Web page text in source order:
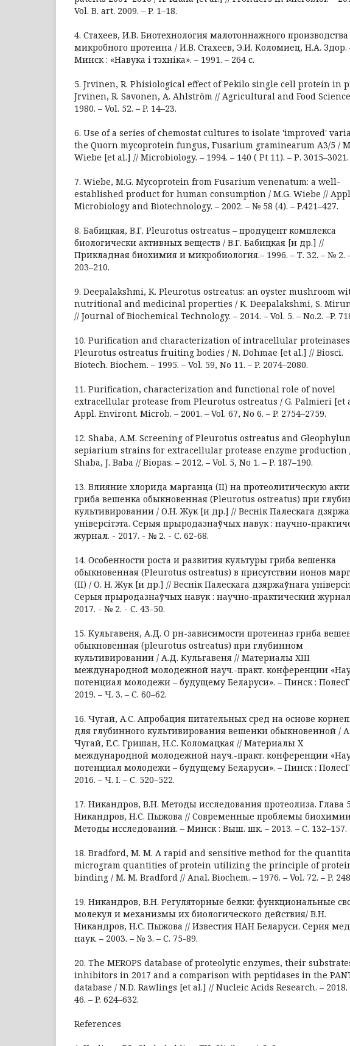
Vol. B. art. 2009. – P. 1–18.
4. Стахеев, И.В. Биотехнология малотоннажного производства
микробного протеина / И.В. Стахеев, Э.И. Коломиец, Н.А. Здор.
Минск : «Навука i тэхнiка». – 1991. – 264 с.
5. Jӓrvinen, R. Phisiological effect of Pekilo single cell protein in
Jӓrvinen, R. Savonen, A. Ahlstrӧm // Agricultural and Food
1980. – Vol. 52. – P. 14–23.
6. Use of a series of chemostat cultures to isolate 'improved'
the Quorn mycoprotein fungus, Fusarium graminearum A3/5 /
Wiebe [et al.] // Microbiology. – 1994. – 140 ( Pt 11). – Р. 3015–3021.
7. Wiebe, M.G. Mycoprotein from Fusarium venenatum: a well-
established product for human consumption / M.G. Wiebe //
Microbiology and Biotechnology. – 2002. – № 58 (4). – P.421–427.
8. Бабицкая, В.Г. Pleurotus ostreatus – продуцент комплекса
биологически активных веществ / В.Г. Бабицкая [и др.] //
Прикладная биохимия и микробиология.– 1996. – Т. 32. – № 2.
203–210.
9. Deepalakshmi, K. Pleurotus ostreatus: an oyster mushroom
nutritional and medicinal properties / K. Deepalakshmi, S.
// Journal of Biochemical Technology. – 2014. – Vol. 5. – No.2. –P.
10. Purification and characterization of intracellular
Pleurotus ostreatus fruiting bodies / N. Dohmae [et al.] // Biosci.
Biotech. Biochem. – 1995. – Vol. 59, No 11. – P. 2074–2080.
11. Purification, characterization and functional role of novel
extracellular protease from Pleurotus ostreatus / G. Palmieri [et
Appl. Environt. Microb. – 2001. – Vol. 67, No 6. – P. 2754–2759.
12. Shaba, A.M. Screening of Plеurotus ostreatus and
sepiarium strains for extracellular protease enzyme production
Shaba, J. Baba // Biopas. – 2012. – Vol. 5, No 1. – P. 187–190.
13. Влияние хлорида марганца (II) на протеолитическую
гриба вешенка обыкновенная (Pleurotus ostreatus) при
культивировании / О.Н. Жук [и др.] // Веснік Палескага
універсітэта. Серыя прыродазнаўчых навук : научно-
журнал. - 2017. - № 2. - С. 62-68.
14. Особенности роста и развития культуры гриба вешенка
обыкновенная (Pleurotus ostreatus) в присутствии ионов
(II) / О. Н. Жук [и др.] // Веснік Палескага дзяржаўнага
Серыя прыродазнаўчых навук : научно-практический
2017. - № 2. - С. 43-50.
15. Кульгавеня, А.Д. О рн-зависимости протеиназ гриба
обыкновенная (pleurotus ostreatus) при глубинном
культивировании / А.Д. Кульгавеня // Материалы XIII
международной молодежной науч.-практ. конференции
потенциал молодежи – будущему Беларуси». – Пинск :
2019. – Ч. 3. – С. 60–62.
16. Чугай, А.С. Апробация питательных сред на основе
для глубинного культивирования вешенки обыкновенной /
Чугай, Е.С. Гришан, Н.С. Коломацкая // Материалы X
международной молодежной науч.-практ. конференции
потенциал молодежи – будущему Беларуси». – Пинск :
2016. – Ч. I. – С. 520–522.
17. Никандров, В.Н. Методы исследования протеолиза. Глава
Никандров, Н.С. Пыжова // Современные проблемы
Методы исследований. – Минск : Выш. шк. – 2013. – С. 132–157.
18. Bradford, M. M. A rapid and sensitive method for the
microgram quantities of protein utilizing the principle of
binding / M. M. Bradford // Anal. Biochem. – 1976. – Vol. 72. – P.
19. Никандров, В.Н. Регуляторные белки: функциональные
молекул и механизмы их биологического действия/ В.Н.
Никандров, Н.С. Пыжова // Известия НАН Беларуси. Серия
наук. – 2003. – № 3. – С. 75-89.
20. The MEROPS database of proteolytic enzymes, their
inhibitors in 2017 and a comparison with peptidases in the
database / N.D. Rawlings [et al.] // Nucleic Acids Research. – 2018.
46. – P. 624–632.
References